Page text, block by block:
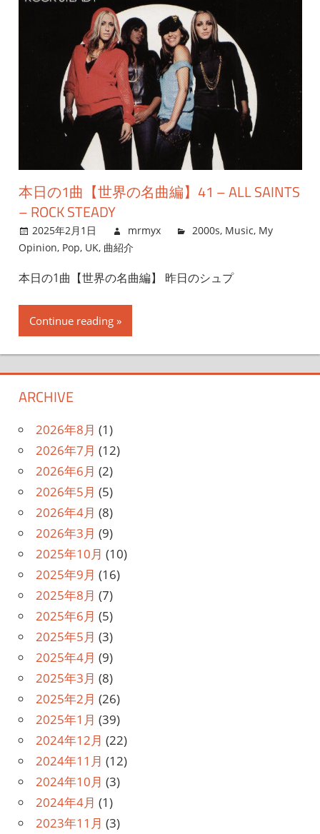
本日の1曲【世界の名曲編】41 – ALL SAINTS
– ROCK STEADY
2025年2月1日 mrmyx 2000s, Music, My
Opinion, Pop, UK, 曲紹介
本日の1曲【世界の名曲編】 昨日のシュプ
Continue reading
ARCHIVE
2026年8月 (1)
2026年7月 (12)
2026年6月 (2)
2026年5月 (5)
2026年4月 (8)
2026年3月 (9)
2025年10月 (10)
2025年9月 (16)
2025年8月 (7)
2025年6月 (5)
2025年5月 (3)
2025年4月 (9)
2025年3月 (8)
2025年2月 (26)
2025年1月 (39)
2024年12月 (22)
2024年11月 (12)
2024年10月 (3)
2024年4月 (1)
2023年11月 (3)